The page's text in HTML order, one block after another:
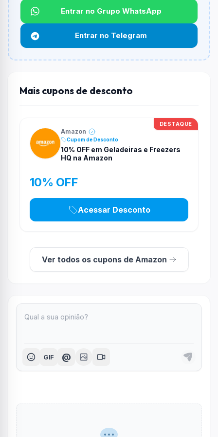
Qual é o desconto máximo?
Não informado ou sem limite.
Funciona em qualquer produto?
Não necessariamente. Depende de itens participantes
Entrar no Grupo WhatsApp
Entrar no Telegram
Mais cupons de desconto
DESTAQUE
Amazon
Cupom de Desconto
10% OFF em Geladeiras e Freezers
HQ na Amazon
10% OFF
Acessar Desconto
Ver todos os cupons de Amazon
GIF @